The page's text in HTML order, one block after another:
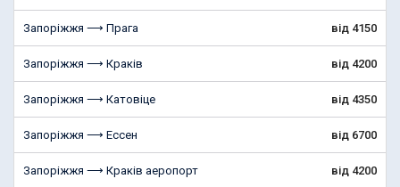
Запоріжжя ⟶ Прага від 4150
Запоріжжя ⟶ Краків від 4200
Запоріжжя ⟶ Катовіце від 4350
Запоріжжя ⟶ Ессен від 6700
Запоріжжя ⟶ Краків аеропорт від 4200